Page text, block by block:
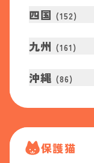
四国 (152)
九州 (161 )
沖縄 (86)
保護猫